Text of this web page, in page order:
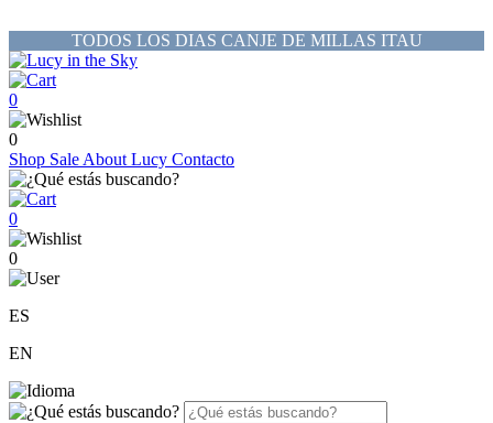
TODOS LOS DIAS CANJE DE MILLAS ITAU
0
0
Shop Sale About Lucy Contacto
0
0
ES
EN